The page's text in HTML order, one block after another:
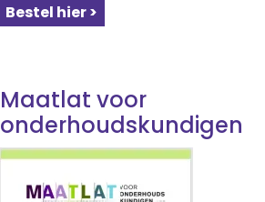
Bestel hier >
Maatlat voor
onderhoudskundigen